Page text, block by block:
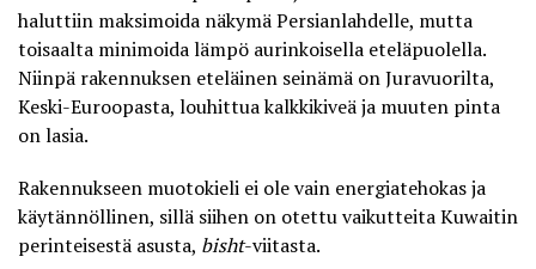
haluttiin maksimoida näkymä Persianlahdelle, mutta
toisaalta minimoida lämpö aurinkoisella eteläpuolella.
Niinpä rakennuksen eteläinen seinämä on Juravuorilta,
Keski-Euroopasta, louhittua kalkkikiveä ja muuten pinta
on lasia.
Rakennukseen muotokieli ei ole vain energiatehokas ja
käytännöllinen, sillä siihen on otettu vaikutteita Kuwaitin
perinteisestä asusta, bisht-viitasta.